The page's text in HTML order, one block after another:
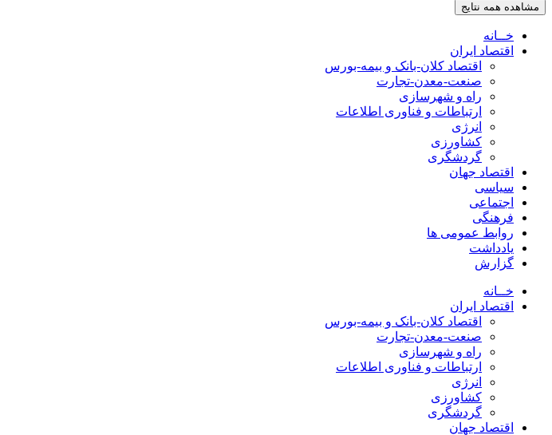
مشاهده همه نتایج
خــانه
اقتصاد ایران
اقتصاد کلان-بانک و بیمه-بورس
صنعت-معدن-تجارت
راه و شهرسازی
ارتباطات و فناوری اطلاعات
انرژی
کشاورزی
گردشگری
اقتصاد جهان
سیاسی
اجتماعی
فرهنگی
روابط عمومی ها
یادداشت
گزارش
خــانه
اقتصاد ایران
اقتصاد کلان-بانک و بیمه-بورس
صنعت-معدن-تجارت
راه و شهرسازی
ارتباطات و فناوری اطلاعات
انرژی
کشاورزی
گردشگری
اقتصاد جهان